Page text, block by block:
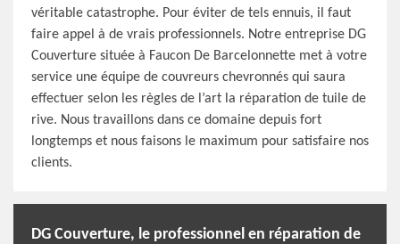
véritable catastrophe. Pour éviter de tels ennuis, il faut
faire appel à de vrais professionnels. Notre entreprise DG
Couverture située à Faucon De Barcelonnette met à votre
service une équipe de couvreurs chevronnés qui saura
effectuer selon les règles de l’art la réparation de tuile de
rive. Nous travaillons dans ce domaine depuis fort
longtemps et nous faisons le maximum pour satisfaire nos
clients.
DG Couverture, le professionnel en réparation de